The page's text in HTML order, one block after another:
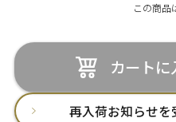
この商品
カートに
再入荷お知らせを